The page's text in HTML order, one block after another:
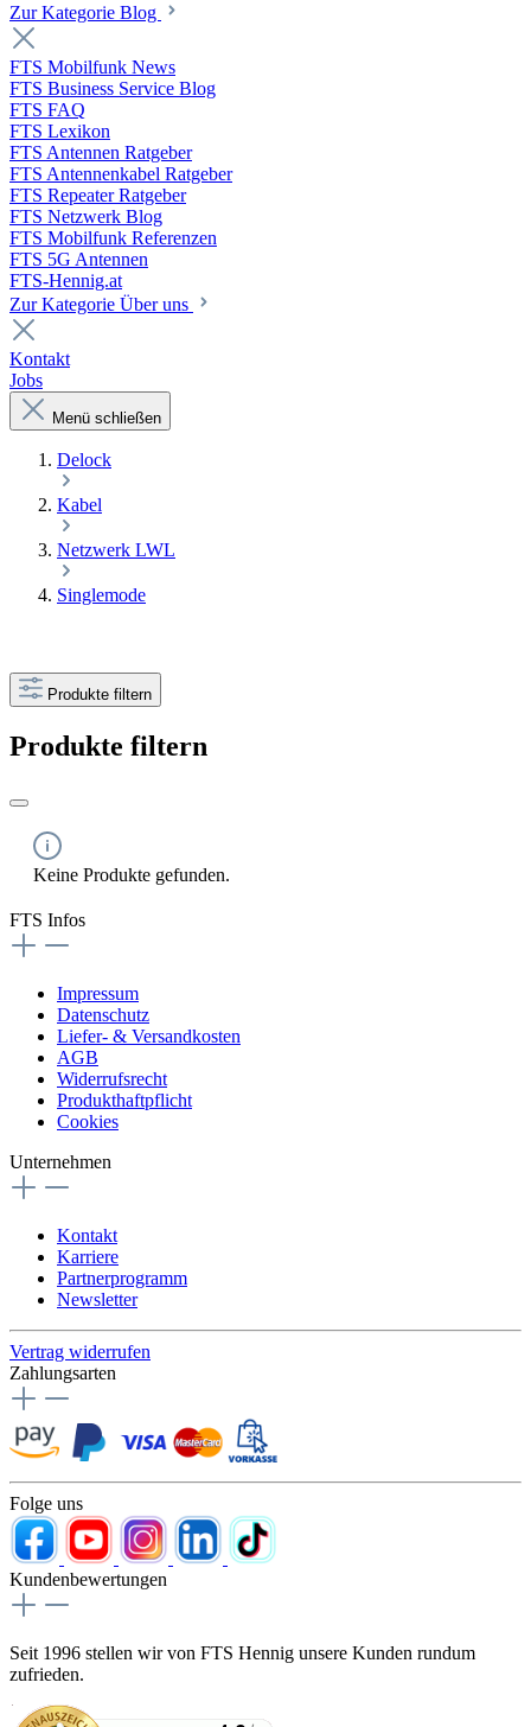
Zur Kategorie Blog
FTS Mobilfunk News
FTS Business Service Blog
FTS FAQ
FTS Lexikon
FTS Antennen Ratgeber
FTS Antennenkabel Ratgeber
FTS Repeater Ratgeber
FTS Netzwerk Blog
FTS Mobilfunk Referenzen
FTS 5G Antennen
FTS-Hennig.at
Zur Kategorie Über uns
Kontakt
Jobs
Menü schließen
Delock
Kabel
Netzwerk LWL
Singlemode
Produkte filtern
Produkte filtern
Keine Produkte gefunden.
FTS Infos
Impressum
Datenschutz
Liefer- & Versandkosten
AGB
Widerrufsrecht
Produkthaftpflicht
Cookies
Unternehmen
Kontakt
Karriere
Partnerprogramm
Newsletter
Vertrag widerrufen
Zahlungsarten
Folge uns
Kundenbewertungen
Seit 1996 stellen wir von FTS Hennig unsere Kunden rundum
zufrieden.